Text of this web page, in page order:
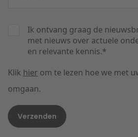
Ik ontvang graag de
met nieuws over actuele
en relevante kennis.*
Klik hier om te lezen hoe we met
omgaan.